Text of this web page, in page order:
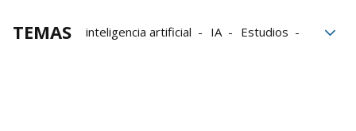
TEMAS inteligencia artificial IA
Estudios